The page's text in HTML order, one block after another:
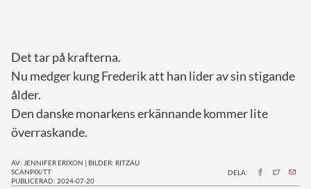
Det tar på krafterna.
Nu medger kung Frederik att han lider av sin stigande
ålder.
Den danske monarkens erkännande kommer lite
överraskande.
AV: JENNIFER ERIXON | BILDER: RITZAU
SCANPIX/TT
PUBLICERAD: 2024-07-20
DELA: